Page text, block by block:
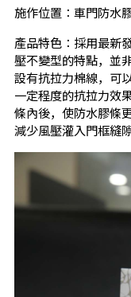
施作位置：車門防水
產品特色：採用最新
壓不變型的特點，並
設有抗拉力棉線，可
一定程度的抗拉力效
條內後，使防水膠條
減少風壓灌入門框縫